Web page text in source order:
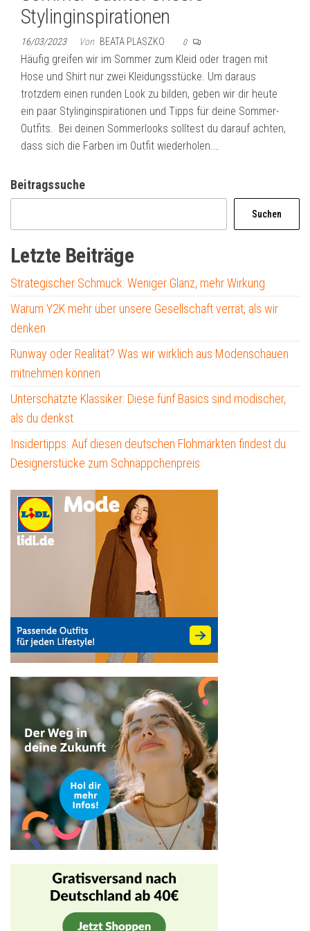
Stylinginspirationen
16/03/2023 Von BEATA PLASZKO 0
Häufig greifen wir im Sommer zum Kleid oder tragen mit
Hose und Shirt nur zwei Kleidungsstücke. Um daraus
trotzdem einen runden Look zu bilden, geben wir dir heute
ein paar Stylinginspirationen und Tipps für deine Sommer-
Outfits. Bei deinen Sommerlooks solltest du darauf achten,
dass sich die Farben im Outfit wiederholen.…
Beitragssuche
Suchen
Letzte Beiträge
Strategischer Schmuck: Weniger Glanz, mehr Wirkung
Warum Y2K mehr über unsere Gesellschaft verrät, als wir
denken
Runway oder Realität? Was wir wirklich aus Modenschauen
mitnehmen können
Unterschätzte Klassiker: Diese fünf Basics sind modischer,
als du denkst
Insidertipps: Auf diesen deutschen Flohmärkten findest du
Designerstücke zum Schnäppchenpreis